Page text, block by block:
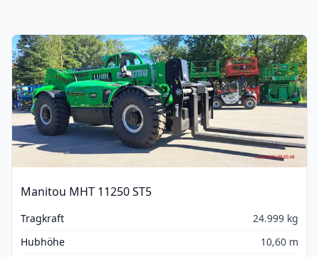
Manitou MHT 11250 ST5
Tragkraft
24.999 kg
Hubhöhe
10,60 m